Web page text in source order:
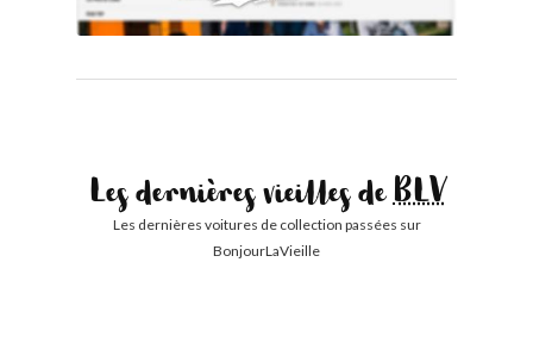
Les dernières vieilles deBLV
Les dernières voitures de collection passées sur
BonjourLaVieille